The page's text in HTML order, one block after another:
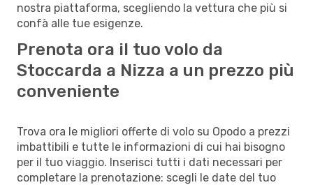
nostra piattaforma, scegliendo la vettura che più si
confà alle tue esigenze.
Prenota ora il tuo volo da
Stoccarda a Nizza a un prezzo più
conveniente
Trova ora le migliori offerte di volo su Opodo a prezzi
imbattibili e tutte le informazioni di cui hai bisogno
per il tuo viaggio. Inserisci tutti i dati necessari per
completare la prenotazione: scegli le date del tuo